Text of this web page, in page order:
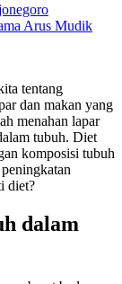
Arus Mudik
tentang
dan makan yang
menahan lapar
tubuh. Diet
komposisi tubuh
diet?
dalam